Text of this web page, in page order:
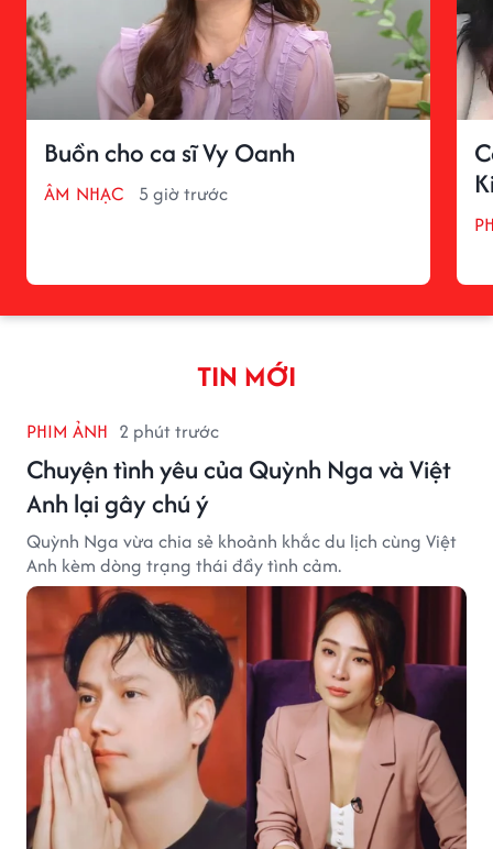
Buồn cho ca sĩ Vy Oanh
ÂM NHẠC 5 giờ trước
TIN MỚI
PHIM ẢNH 2 phút trước
Chuyện tình yêu của Quỳnh Nga và Việt
Anh lại gây chú ý
Quỳnh Nga vừa chia sẻ khoảnh khắc du lịch cùng Việt
Anh kèm dòng trạng thái đầy tình cảm.